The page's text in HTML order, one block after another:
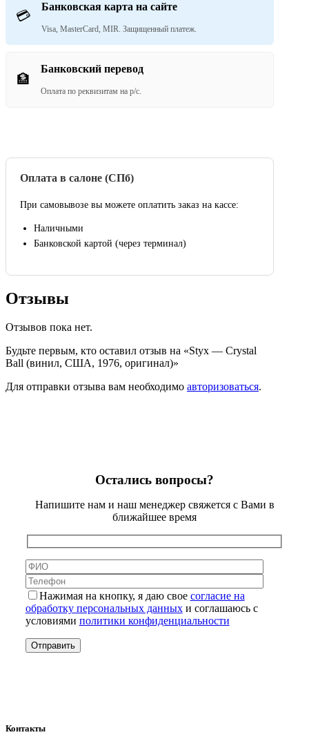
💳
Банковская карта на сайте
Visa, MasterCard, MIR. Защищенный платеж.
🏦
Банковский перевод
Оплата по реквизитам на р/с.
Оплата в салоне (СПб)
При самовывозе вы можете оплатить заказ на кассе:
Наличными
Банковской картой (через терминал)
Отзывы
Отзывов пока нет.
Будьте первым, кто оставил отзыв на «Styx — Crystal
Ball (винил, США, 1976, оригинал)»
Для отправки отзыва вам необходимо авторизоваться.
Остались вопросы?
Напишите нам и наш менеджер свяжется с Вами в
ближайшее время
Нажимая на кнопку, я даю свое согласие на
обработку персональных данныхи соглашаюсь с
условиями политики конфиденциальности
Контакты